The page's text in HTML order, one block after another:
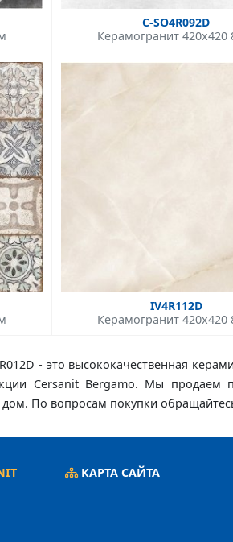
C-SO4R092D
Керамогранит 420x420
IV4R112D
Керамогранит 420x420
- это высококачественная
Cersanit Bergamo. Мы продаем
По вопросам покупки
КАРТА САЙТА